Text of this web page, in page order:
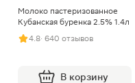
Молоко пастеризованное
Кубанская буренка 2.5% 1.4л
4.8· 640 отзывов
В корзину